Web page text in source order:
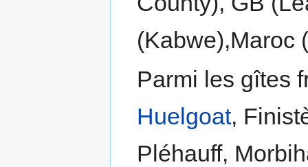
(Kabwe),Maroc
Parmi les gîtes
Huelgoat,
Pléhauff,